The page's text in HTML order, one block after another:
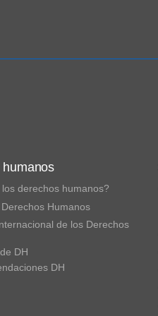
derechos humanos?
Humanos
de los Derechos
DH
DH